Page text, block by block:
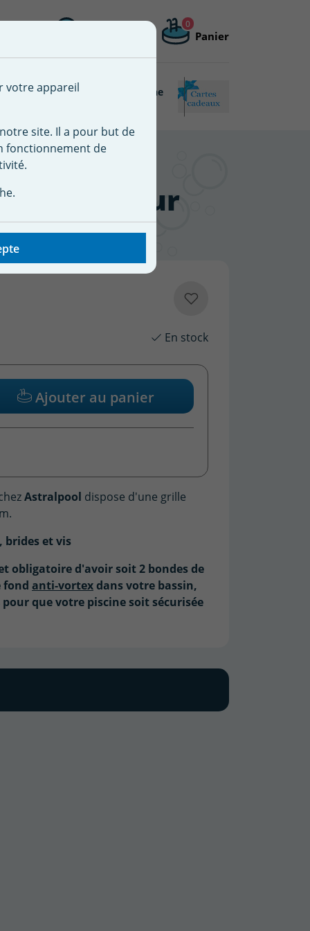
0
Panier
Piscine Matériel de piscine
ABS pour
En stock
Ajouter au panier
Astralpool dispose d'une grille
brides et vis
obligatoire d'avoir soit 2 bondes de
fond anti-vortexdans votre bassin,
que votre piscine soit sécurisée
votre appareil
site. Il a pour but de
fonctionnement de